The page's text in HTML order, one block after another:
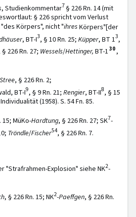
, Studienkommentar7§ 226 Rn. 14 (mit
§ 226 spricht vom Verlust
Körpers", nicht "ihres Körpers"[der
, BT-I3, § 10 Rn. 25; Küpper, BT 13,
§ 226 Rn. 27; Wessels/Hettinger, BT-130,
Stree, § 226 Rn. 2;
BT-I9, § 9 Rn. 21; Rengier, BT-II8, § 15
(1958). S. 54 Fn. 85.
15; MüKo-Hardtung, § 226 Rn. 27; SK7-
Tröndle/Fischer54, § 226 Rn. 7.
"Strafrahmen-Explosion" siehe NK2-
, § 226 Rn. 15; NK2-Paeffgen, § 226 Rn.